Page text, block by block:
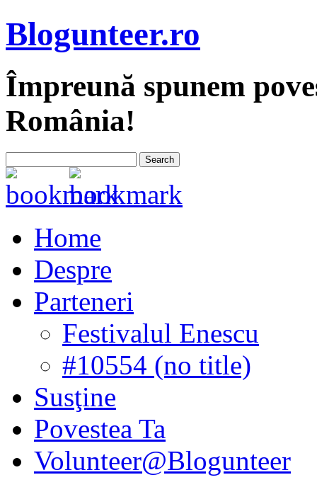
Blogunteer.ro
Împreună spunem
România!
Home
Despre
Parteneri
Festivalul Enescu
#10554 (no title)
Susţine
Povestea Ta
Volunteer@Blogunteer